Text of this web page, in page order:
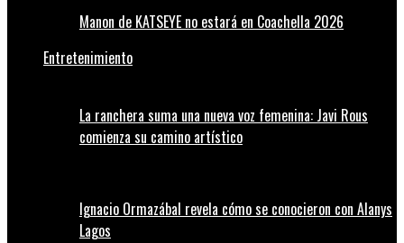
Manon de KATSEYE no estará en Coachella 2026
Entretenimiento
La ranchera suma una nueva voz femenina: Javi Rous
comienza su camino artístico
Ignacio Ormazábal revela cómo se conocieron con Alanys
Lagos